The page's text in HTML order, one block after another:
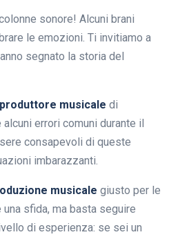
sonore! Alcuni brani
le emozioni. Ti invitiamo a
segnato la storia del
produttore musicale di
errori comuni durante il
consapevoli di queste
imbarazzanti.
musicale giusto per le
sfida, ma basta seguire
di esperienza: se sei un